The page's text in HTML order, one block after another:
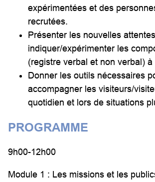
expérimentées et des
recrutées.
Présenter les nouvelles
indiquer/expérimenter les
(registre verbal et non verbal) à
Donner les outils nécessaires
accompagner les visiteurs/
quotidien et lors de situations
PROGRAMME
9h00-12h00
Module 1 : Les missions et les